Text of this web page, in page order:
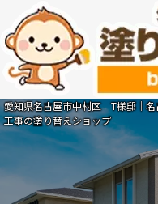
愛知県名古屋市中村区 T様邸｜名
工事の塗り替えショップ